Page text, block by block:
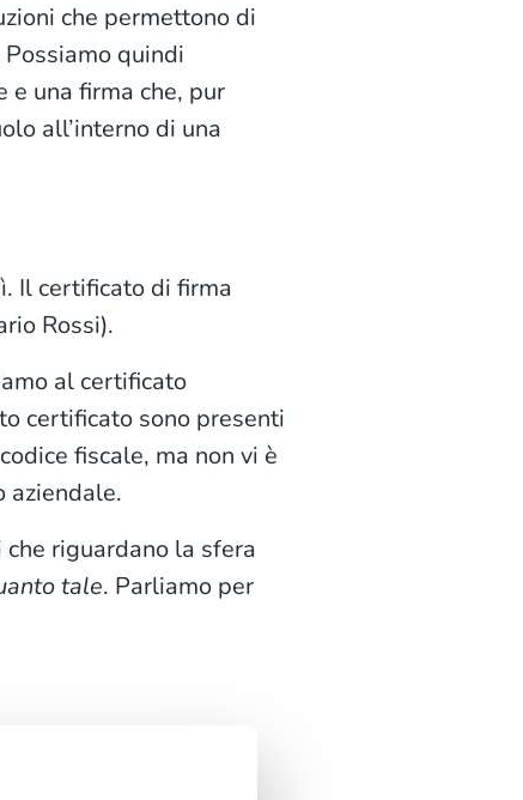
che permettono di
quindi
una firma che, pur
all’interno di una
Il certificato di firma
Rossi).
al certificato
certificato sono presenti
fiscale, ma non vi è
aziendale.
riguardano la sfera
tale. Parliamo per